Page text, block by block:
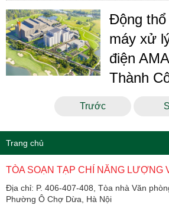
Động
máy xử
điện
Thành
Trước
Trang chủ
TÒA SOẠN TẠP CHÍ NĂNG LƯỢNG
Địa chỉ: P. 406-407-408, Tòa nhà Văn
Phường Ô Chợ Dừa, Hà Nội